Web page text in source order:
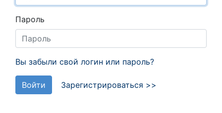
Пароль
Вы забыли свой логин или пароль?
Войти Зарегистрироваться >>